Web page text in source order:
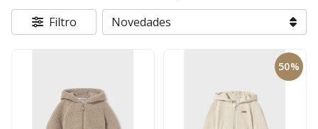
Filtro
50%